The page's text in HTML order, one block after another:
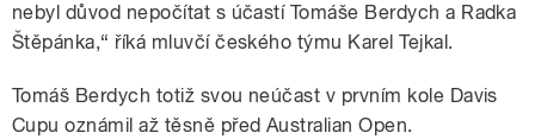
nebyl důvod nepočítat s účastí Tomáše Berdych a Radka
Štěpánka,“ říká mluvčí českého týmu Karel Tejkal.
Tomáš Berdych totiž svou neúčast v prvním kole Davis
Cupu oznámil až těsně před Australian Open.